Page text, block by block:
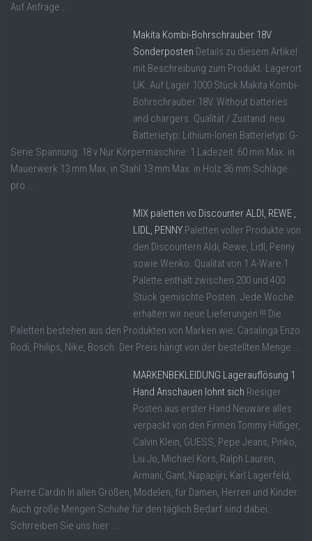
Auf Anfrage ...
Makita Kombi-Bohrschrauber 18V
Sonderposten Details zu diesem Artikel
mit Beschreibung zum Produkt. Lagerort
UK. Auf Lager 1000 Stück Makita Kombi-
Bohrschrauber 18V. Without batteries
and chargers. Qualität / Zustand: neu
Batterietyp: Lithium-Ionen Batterietyp: G-
Serie Spannung: 18 v Nur Körpermaschine: 1 Ladezeit: 60 min Max. in
Mauerwerk 13 mm Max. in Stahl 13 mm Max. in Holz 36 mm Schläge
pro ...
MIX paletten vo Discounter ALDI, REWE ,
LIDL, PENNY Paletten voller Produkte von
den Discountern Aldi, Rewe, Lidl, Penny
sowie Wenko. Qualität von 1 A-Ware 1
Palette enthält zwischen 200 und 400
Stück gemischte Posten. Jede Woche
erhalten wir neue Lieferungen !!! Die
Paletten bestehen aus den Produkten von Marken wie: Casalinga Enzo
Rodi, Philips, Nike, Bosch. Der Preis hängt von der bestellten Menge ...
MARKENBEKLEIDUNG Lagerauflösung 1
Hand Anschauen lohnt sich Riesiger
Posten aus erster Hand Neuware alles
verpackt von den Firmen Tommy Hilfiger,
Calvin Klein, GUESS, Pepe Jeans, Pinko,
Liu Jo, Michael Kors, Ralph Lauren,
Armani, Gant, Napapijri, Karl Lagerfeld,
Pierre Cardin In allen Größen, Modelen, für Damen, Herren und Kinder.
Auch große Mengen Schuhe für den täglich Bedarf sind dabei.
Schrreiben Sie uns hier ...